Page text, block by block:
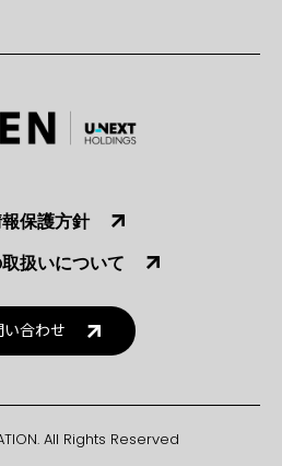
保護方針
扱いについて
い合わせ
All Rights Reserved